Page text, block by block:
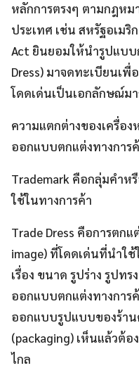
หลักการตรงๆ ตามกฎหม
ประเทศ เช่น สหรัฐอเม
Act ยินยอมให้นำรูปแบบ
Dress) มาจดทะเบียนเ
โดดเด่นเป็นเอกลักษณ์ม
ความแตกต่างของเครื่อง
ออกแบบตกแต่งทางการค้
Trademark คือกลุ่มคำห
ใช้ในทางการค้า
Trade Dress คือการต
image) ที่โดดเด่นที่นำใ
เรื่อง ขนาด รูปร่าง รูปท
ออกแบบตกแต่งทางการ
ออกแบบรูปแบบของร้า
(packaging) เห็นแล้วต้อ
ไกล